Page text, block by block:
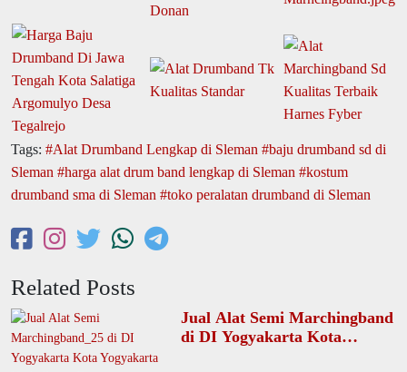
Tags: Alat Drumband Lengkap di Sleman
baju drumband sd di
Sleman
harga alat drum band lengkap di Sleman
kostum
drumband sma di Sleman
toko peralatan drumband di Sleman
Related Posts
Jual Alat Semi Marchingband
di DI Yogyakarta Kota